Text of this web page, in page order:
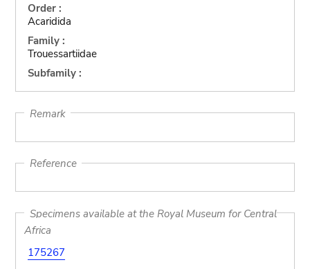
Order :
Acaridida
Family :
Trouessartiidae
Subfamily :
Remark
Reference
Specimens available at the Royal Museum for Central
Africa
175267